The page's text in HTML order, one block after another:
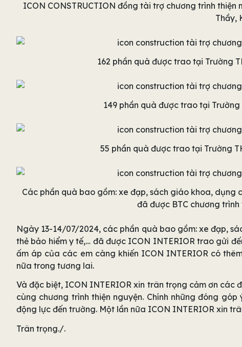
ICON CONSTRUCTION đồng tài trợ chương trình
Thầy,
162 phần quà được trao tại Trường
149 phần quà được trao tại Trường
55 phần quà được trao tại Trường
Các phần quà bao gồm: xe đạp, sách giáo khoa, dụng
đã được BTC chương
Ngày 13-14/07/2024, các phần quà bao gồm: xe đạp,
thẻ bảo hiểm y tế,… đã được ICON INTERIOR trao gửi
ấm áp của các em càng khiến ICON INTERIOR có
nữa trong tương lai.
Và đặc biệt, ICON INTERIOR xin trân trọng cảm ơn
cùng chương trình thiện nguyện. Chính những đóng
động lực đến trường. Một lần nữa ICON INTERIOR xin
Trân trọng./.